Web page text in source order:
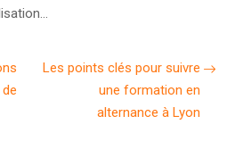
Les points clés pour suivre
une formation en
alternance à Lyon